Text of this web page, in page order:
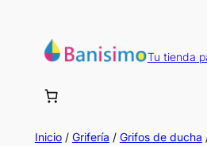
contenido
Tu tienda
Inicio/ Grifería / Grifos de ducha